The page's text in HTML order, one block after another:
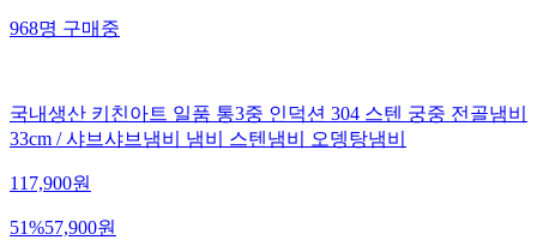
968명구매중
국내생산 키친아트 일품 통3중 인덕션 304 스텐 궁중 전골냄비
33cm / 샤브샤브냄비 냄비 스텐냄비 오뎅탕냄비
117,900원
51%57,900원